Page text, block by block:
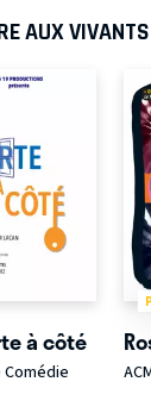
AUX
à côté